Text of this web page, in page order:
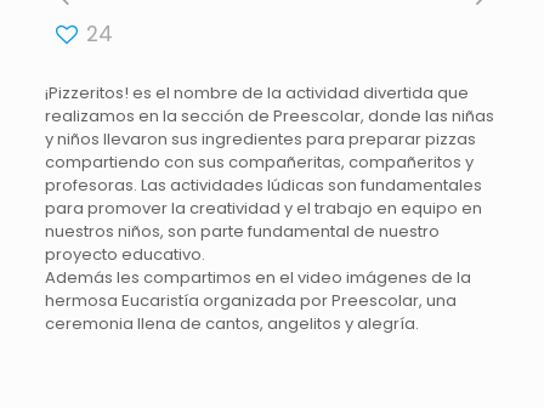
24
¡Pizzeritos! es el nombre de la actividad divertida que
realizamos en la sección de Preescolar, donde las niñas
y niños llevaron sus ingredientes para preparar pizzas
compartiendo con sus compañeritas, compañeritos y
profesoras. Las actividades lúdicas son fundamentales
para promover la creatividad y el trabajo en equipo en
nuestros niños, son parte fundamental de nuestro
proyecto educativo.
Además les compartimos en el video imágenes de la
hermosa Eucaristía organizada por Preescolar, una
ceremonia llena de cantos, angelitos y alegría.